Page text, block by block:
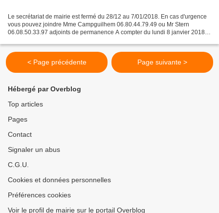
Le secrétariat de mairie est fermé du 28/12 au 7/01/2018. En cas d'urgence
vous pouvez joindre Mme Campguilhem 06.80.44.79.49 ou Mr Stern
06.08.50.33.97 adjoints de permanence A compter du lundi 8 janvier 2018,
< Page précédente Page suivante >
Hébergé par Overblog
Top articles
Pages
Contact
Signaler un abus
C.G.U.
Cookies et données personnelles
Préférences cookies
Voir le profil de mairie sur le portail Overblog